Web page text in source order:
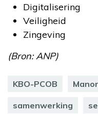
Digitalisering
Veiligheid
Zingeving
(Bron: ANP)
KBO-PCOB
samenwerking